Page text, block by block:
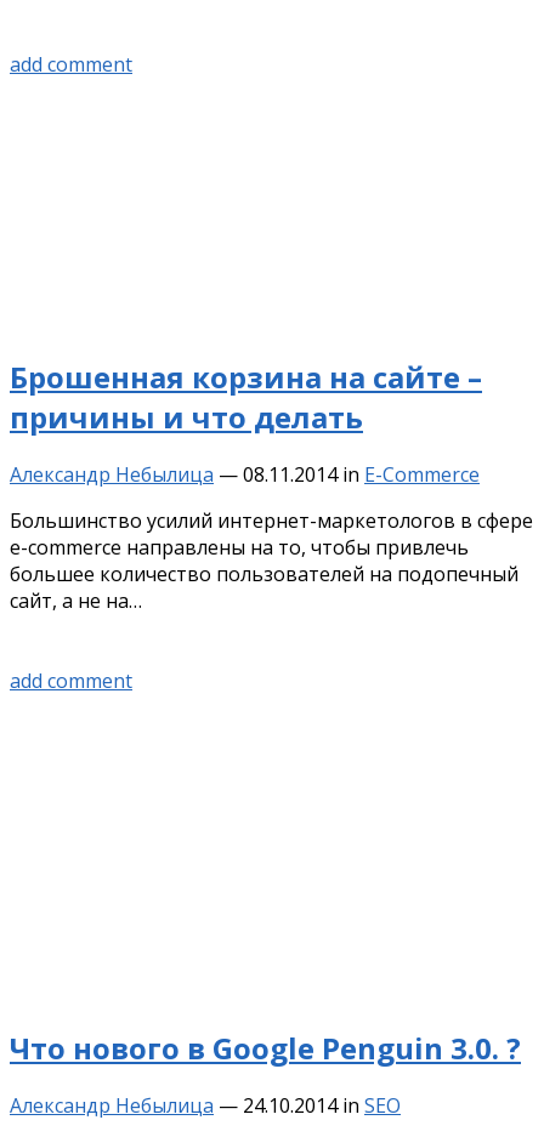
add comment
Брошенная корзина на сайте –
причины и что делать
Александр Небылица —08.11.2014 in E-Commerce
Большинство усилий интернет-маркетологов в сфере
e-commerce направлены на то, чтобы привлечь
большее количество пользователей на подопечный
сайт, а не на…
add comment
Что нового в Google Penguin 3.0. ?
Александр Небылица — 24.10.2014 in SEO